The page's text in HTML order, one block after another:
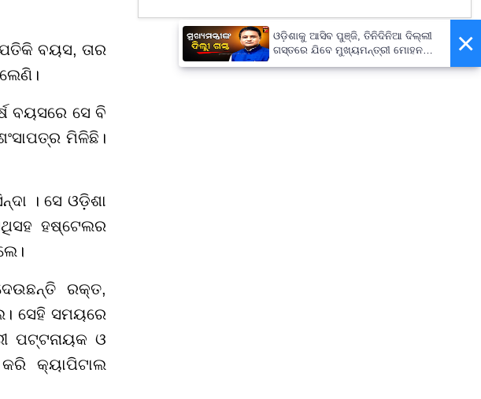
ବୟସ, ତାର
ବୟସରେ ସେ ବି
ମିଳିଛି।
। ସେ ଓଡ଼ିଶା
ହଷ୍ଟେଲର
ରକ୍ତ,
ସେହି ସମୟରେ
ପଟ୍ଟନାୟକ ଓ
କ୍ୟାପିଟାଲ
×
ଓଡ଼ିଶାକୁ ଆସିବ ପୁଞ୍ଜି, ତିନିଦିନିଆ ଦିଲ୍ଲୀ
ଗସ୍ତରେ ଯିବେ ମୁଖ୍ୟମନ୍ତ୍ରୀ ମୋହନ
ମାଝୀ